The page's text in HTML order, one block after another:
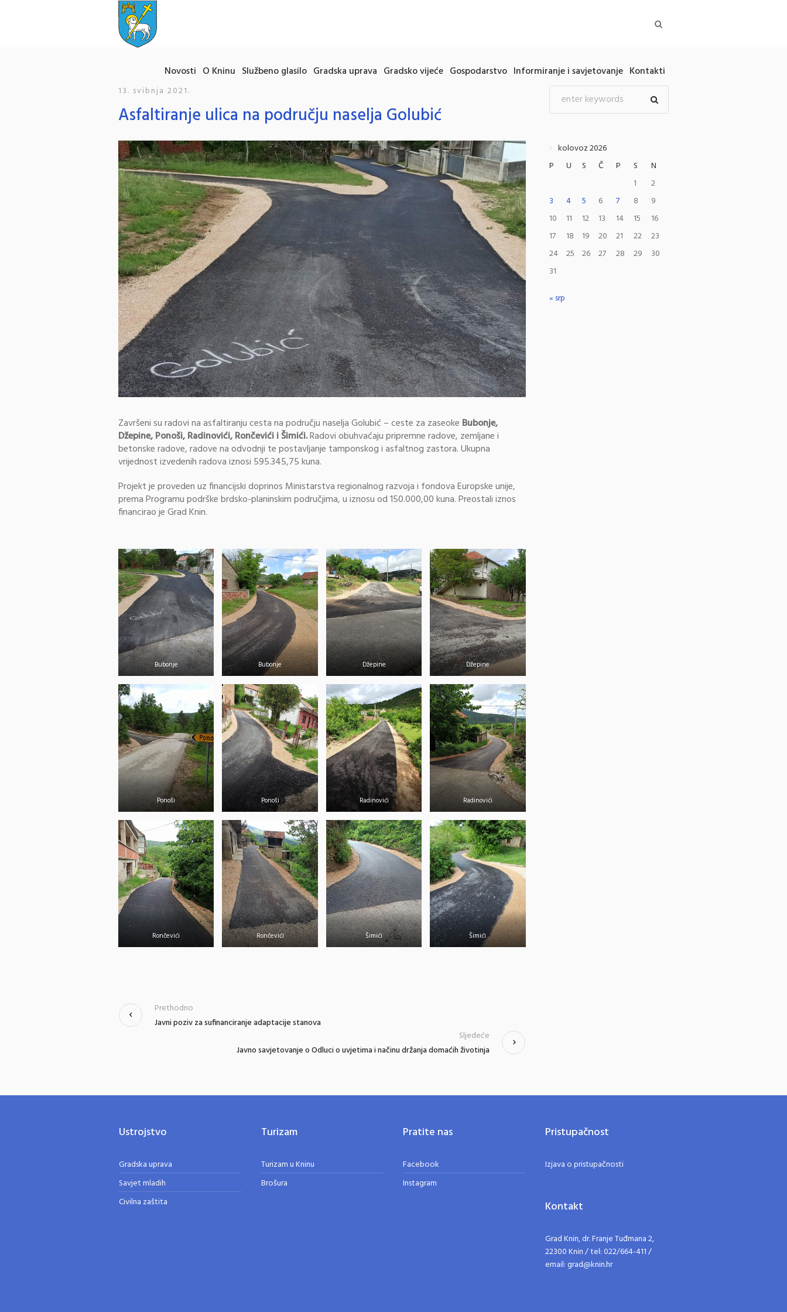
Novosti O Kninu Službeno glasilo Gradska uprava Gradsko vijeće Gospodarstvo Informiranje i savjetovanje Kontakti
13. svibnja 2021.
Asfaltiranje ulica na području naselja Golubić
Završeni su radovi na asfaltiranju cesta na području naselja Golubić – ceste za zaseoke Bubonje,
Džepine, Ponoši, Radinovići, Rončevići i Šimići.Radovi obuhvaćaju pripremne radove, zemljane i
betonske radove, radove na odvodnji te postavljanje tamponskog i asfaltnog zastora. Ukupna
vrijednost izvedenih radova iznosi 595.345,75 kuna.
Projekt je proveden uz financijski doprinos Ministarstva regionalnog razvoja i fondova Europske unije,
prema Programu podrške brdsko-planinskim područjima, u iznosu od 150.000,00 kuna. Preostali iznos
financirao je Grad Knin.
Bubonje Bubonje Džepine Džepine
Ponoši Ponoši Radinovići Radinovići
Rončevići Rončevići Šimići Šimići
Javni poziv za sufinanciranje adaptacije stanova
Prethodno
Javno savjetovanje o Odluci o uvjetima i načinu držanja domaćih životinja
Sljedeće
kolovoz 2026
P
U S Č P S
N
1
2
3
4 5 6 7 8
9
10
11 12 13 14 15
16
17
18 19 20 21 22
23
24
25 26 27 28 29
30
31
« srp
Ustrojstvo
Gradska uprava
Savjet mladih
Civilna zaštita
Turizam
Turizam u Kninu
Brošura
Pratite nas
Facebook
Instagram
Pristupačnost
Izjava o pristupačnosti
Kontakt
Grad Knin, dr. Franje Tuđmana 2,
22300 Knin / tel: 022/664-411 /
email: grad@knin.hr